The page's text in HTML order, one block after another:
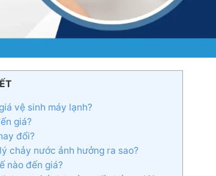
vệ sinh máy lạnh?
giá?
đổi?
chảy nước ảnh hưởng ra sao?
nào đến giá?